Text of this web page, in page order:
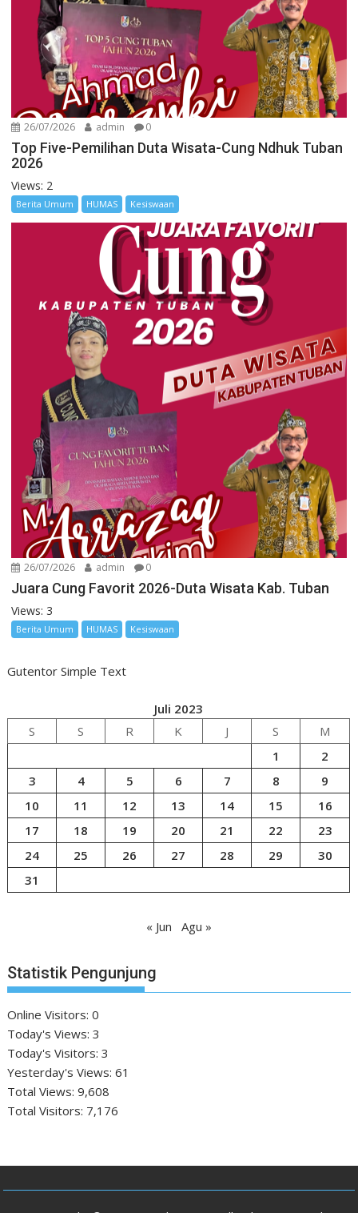
26/07/2026 admin 0
Top Five-Pemilihan Duta Wisata-Cung Ndhuk Tuban
2026
Views: 2
Berita Umum HUMAS Kesiswaan
26/07/2026 admin 0
Juara Cung Favorit 2026-Duta Wisata Kab. Tuban
Views: 3
Berita Umum HUMAS Kesiswaan
Gutentor Simple Text
Juli 2023
S
S R K J S
M
1
2
3
4 5 6 7 8
9
10
11 12 13 14 15
16
17
18 19 20 21 22
23
24
25 26 27 28 29
30
31
« Jun Agu »
Statistik Pengunjung
Online Visitors:0
Today's Views:3
Today's Visitors:3
Yesterday's Views:61
Total Views:9,608
Total Visitors: 7,176